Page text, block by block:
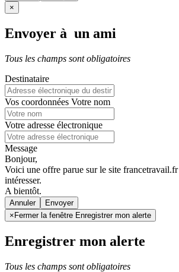
×
Envoyer à un ami
Tous les champs sont obligatoires
Destinataire
Vos coordonnées Votre nom
Votre adresse électronique
Message
Bonjour,
Voici une offre parue sur le site
intéresser.
A bientôt.
Annuler
× Fermer la fenêtre Enregistrer mon alerte
Enregistrer mon alerte
Tous les champs sont obligatoires